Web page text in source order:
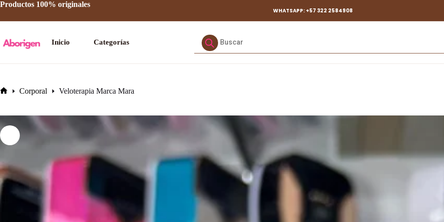
Saltar
contenido
Productos 100% originales
WHATSAPP: +57 322 2584908
Inicio Categorías
Búsqueda
de
productos
Corporal Veloterapia Marca Mara